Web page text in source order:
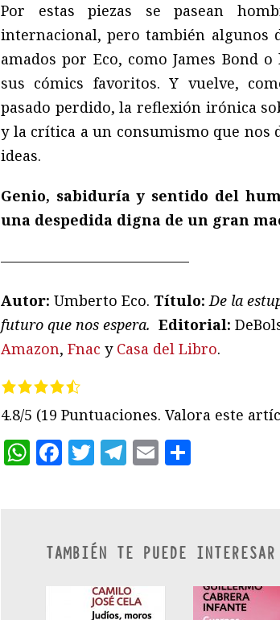
Por estas piezas se pasean
internacional, pero también algunos
amados por Eco, como James Bond
sus cómics favoritos. Y vuelve,
pasado perdido, la reflexión irónica
y la crítica a un consumismo que nos
ideas.
Genio, sabiduría y sentido del
una despedida digna de un gran
—————————————
Autor: Umberto Eco. Título:De la
futuro que nos espera. Editorial:
Amazon, Fnac y Casa del Libro.
4.8/5 (19 Puntuaciones. Valora este
WhatsApp
Facebook
Twitter
Telegram
Email
TAMBIÉN TE PUEDE INTERESAR